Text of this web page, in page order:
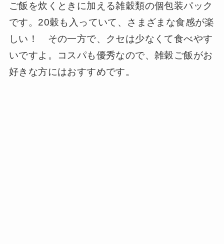
ご飯を炊くときに加える雑穀類の個包装パック
です。20穀も入っていて、さまざまな食感が楽
しい！ その一方で、クセは少なくて食べやす
いですよ。コスパも優秀なので、雑穀ご飯がお
好きな方にはおすすめです。